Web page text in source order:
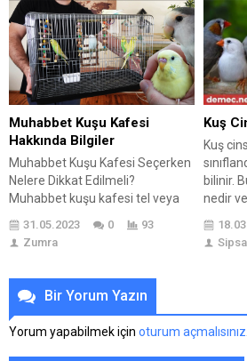
E30’un kullanmanın artılarını ve
eksilerini de incelemekteyiz.
Araba alırken dikkat edilmesi
gereken noktalar hakkında
bilgiler sunulmakta ve potansiyel
alıcılar için öneriler...
pratik
Ayrıca,
köklü
Muhabbet Kuşu Kafesi
Hakkında Bilgiler
Muhabbet Kuşu Kafesi Seçerken
Nelere Dikkat Edilmeli?
Muhabbet kuşu kafesi tel veya
dikkat edilmelidir. Muhabbet
kuşları gagalarını kaşıyan ve
ahşap ve plastik kafes
kullanılmamalıdır. Kafes telleri
yatay şekilde olmalı ve kanat
boylarının en az 5-6 katı
31.05.2023 0
93
Zumra
Kuş
Kuş
bilinir.
nedir
Bir Yorum Yazın
Yorum yapabilmek için oturum açmalısınız